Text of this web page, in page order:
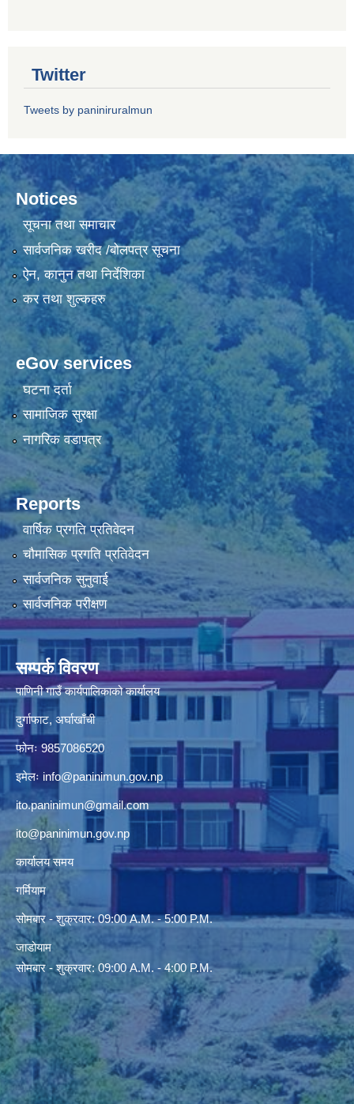
Twitter
Tweets by paniniruralmun
Notices
सूचना तथा समाचार
सार्वजनिक खरीद /बोलपत्र सूचना
ऐन, कानुन तथा निर्देशिका
कर तथा शुल्कहरु
eGov services
घटना दर्ता
सामाजिक सुरक्षा
नागरिक वडापत्र
Reports
वार्षिक प्रगति प्रतिवेदन
चौमासिक प्रगति प्रतिवेदन
सार्वजनिक सुनुवाई
सार्वजनिक परीक्षण
सम्पर्क विवरण
पाणिनी गाउँ कार्यपालिकाको कार्यालय
दुर्गाफाट, अर्घाखाँची
फोनः 9857086520
इमेलः info@paninimun.gov.np
ito.paninimun@gmail.com
ito@paninimun.gov.np
कार्यालय समय
गर्मियाम
सोमबार - शुक्रवार: 09:00 A.M. - 5:00 P.M.
जाडोयाम
सोमबार - शुक्रवार: 09:00 A.M. - 4:00 P.M.